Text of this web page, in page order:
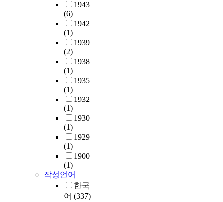
1943
(6)
1942
(1)
1939
(2)
1938
(1)
1935
(1)
1932
(1)
1930
(1)
1929
(1)
1900
(1)
작성언어
한국
어 (337)